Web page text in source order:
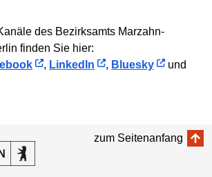
des Bezirksamts Marzahn-
finden Sie hier:
, LinkedIn , Bluesky
und
zum Seitenanfang